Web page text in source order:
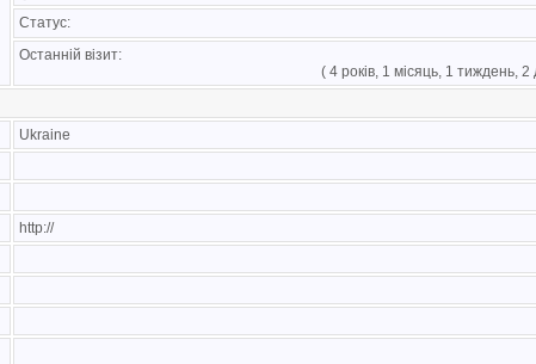
Статус:
Останній візит:
( 4 років, 1 місяць, 1 тиждень,
Ukraine
http://